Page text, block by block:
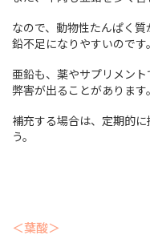
なので、動物性たんぱく
鉛不足になりやすいのです。
亜鉛も、薬やサプリメン
弊害が出ることがあります。
補充する場合は、定期的
う。
＜葉酸＞